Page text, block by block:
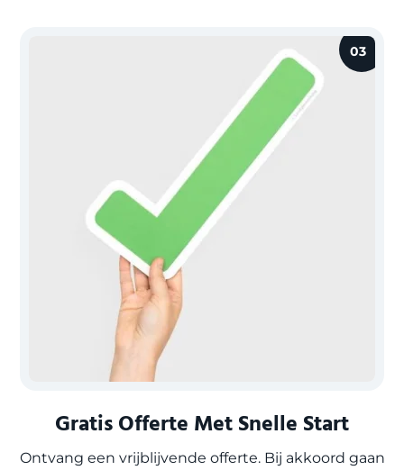
03
Gratis Offerte Met Snelle Start
Ontvang een vrijblijvende offerte. Bij akkoord gaan